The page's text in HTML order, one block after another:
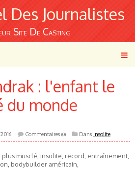
Des Journalistes
Site De Casting
: l'enfant le
du monde
Commentaires (0) Dans Insolite